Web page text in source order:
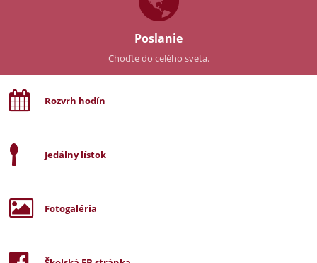
Poslanie
Choďte do celého sveta.
Rozvrh hodín
Jedálny lístok
Fotogaléria